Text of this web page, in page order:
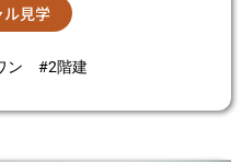
ル見学
ン #2階建